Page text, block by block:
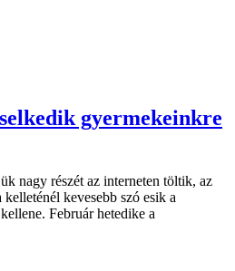
gyermekeinkre
nagy részét az interneten töltik, az
kevesebb szó esik a
Február hetedike a